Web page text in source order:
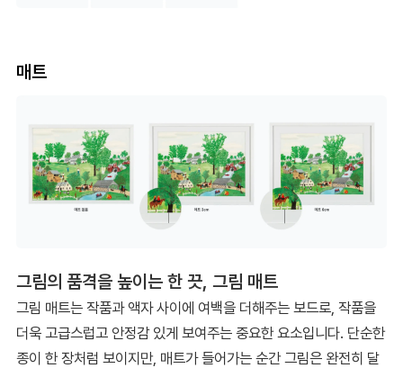
매트
그림의 품격을 높이는 한 끗, 그림 매트
그림 매트는 작품과 액자 사이에 여백을 더해주는 보드로, 작품을
더욱 고급스럽고 안정감 있게 보여주는 중요한 요소입니다. 단순한
종이 한 장처럼 보이지만, 매트가 들어가는 순간 그림은 완전히 달